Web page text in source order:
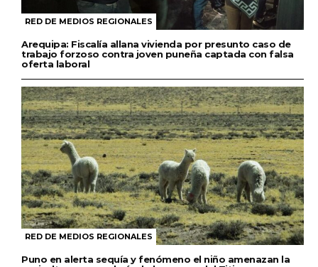
RED DE MEDIOS REGIONALES
Arequipa: Fiscalía allana vivienda por presunto caso de
trabajo forzoso contra joven puneña captada con falsa
oferta laboral
RED DE MEDIOS REGIONALES
Puno en alerta sequía y fenómeno el niño amenazan la